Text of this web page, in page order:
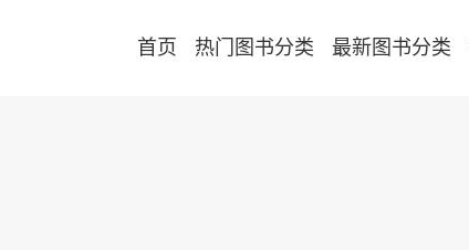
首页 热门图书分类 最新图书分类